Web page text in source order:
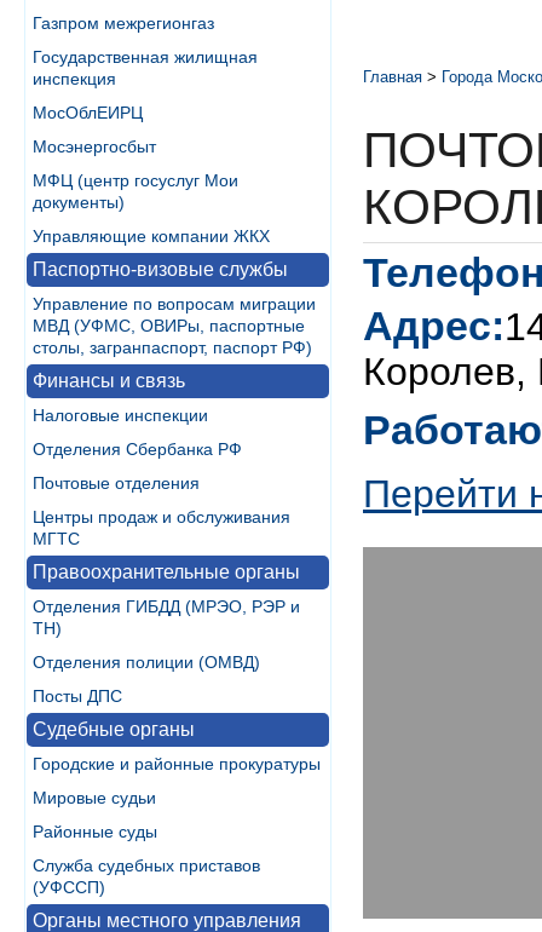
Газпром межрегионгаз
Государственная жилищная
инспекция
МосОблЕИРЦ
Мосэнергосбыт
МФЦ (центр госуслуг Мои
документы)
Управляющие компании ЖКХ
Паспортно-визовые службы
Управление по вопросам миграции
МВД (УФМС, ОВИРы, паспортные
столы, загранпаспорт, паспорт РФ)
Финансы и связь
Налоговые инспекции
Отделения Сбербанка РФ
Почтовые отделения
Центры продаж и обслуживания
МГТС
Правоохранительные органы
Отделения ГИБДД (МРЭО, РЭР и
ТН)
Отделения полиции (ОМВД)
Посты ДПС
Судебные органы
Городские и районные прокуратуры
Мировые судьи
Районные суды
Служба судебных приставов
(УФССП)
Органы местного управления
Главная > Города
Адрес:
Королев,
Перейти